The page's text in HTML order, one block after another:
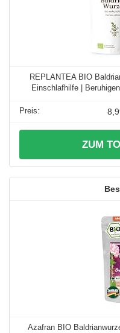
REPLANTEA BIO
Einschlafhilfe |
ZUM
Azafran BIO